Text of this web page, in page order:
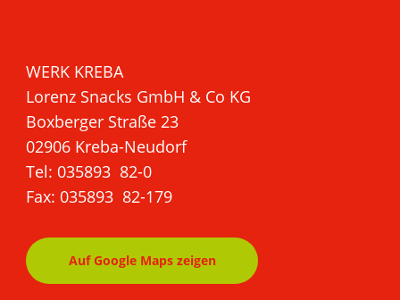
WERK KREBA
Lorenz Snacks GmbH & Co KG
Boxberger Straße 23
02906 Kreba-Neudorf
Tel: 035893 82-0
Fax: 035893 82-179
Auf Google Maps zeigen